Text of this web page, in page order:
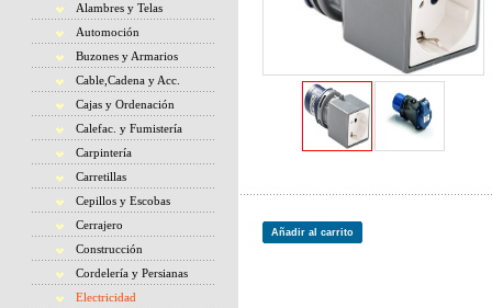
Alambres y Telas
Automoción
Buzones y Armarios
Cable,Cadena y Acc.
Cajas y Ordenación
Calefac. y Fumistería
Carpintería
Carretillas
Cepillos y Escobas
Cerrajero
Construcción
Cordelería y Persianas
Electricidad
Añadir al carrito